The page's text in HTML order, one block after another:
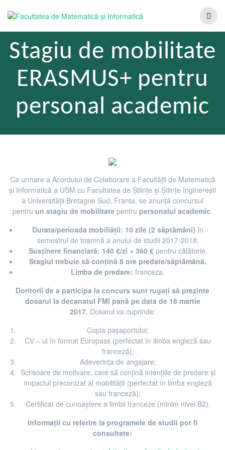
Stagiu de mobilitate
ERASMUS+ pentru
personal academic
Ca urmare a Acordului de Colaborare a Facultății de Matematică
și Informatică a USM cu Facultatea de Științe și Științe Inginerești
a Universității Bretagne Sud, Franta, se anunță concursul
pentru un stagiu de mobilitate pentru personalul academic.
Durata/perioada mobiliății: 10 zile (2 săptămâni) în
semestrul de toamnă a anului de studii 2017-2018.
Susținere financiară: 140 €/zi + 360 € pentru călătorie.
Stagiul trebuie să conțină 8 ore predate/săptămână.
Limba de predare: franceza.
Doritorii de a participa la concurs sunt rugați să prezinte
dosarul la decanatul FMI pană pe data de 18 martie
2017. Dosarul va cuprinde:
Copia pașaportului;
CV – ul în format Europass (perfectat în limba engleză sau
franceză);
Adeverința de angajare;
Scrisoare de motivare, care să conțină intențiile de predare și
impactul preconizat al mobilității (perfectat în limba engleză
sau franceză);
Certificat de cunoaștere a limbii franceze (minim nivel B2).
Informații cu referire la programele de studii pot fi
consultate: